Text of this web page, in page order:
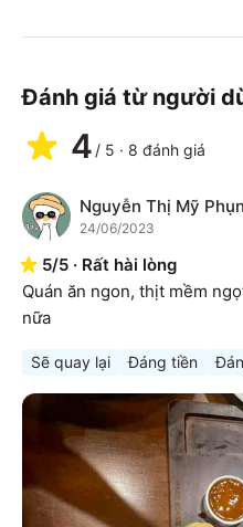
Đánh giá từ người
4 / 5 · 8 đánh giá
N Nguyễn Thị Mỹ
24/06/2023
5/5 · Rất hài lòng
Quán ăn ngon, thịt mềm
nữa
Sẽ quay lại Đáng tiền